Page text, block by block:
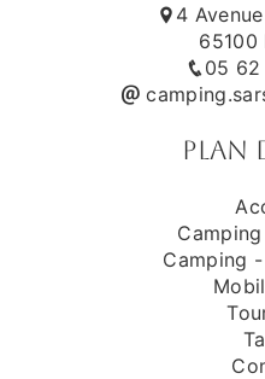
4
65100
05
Plan
Camping